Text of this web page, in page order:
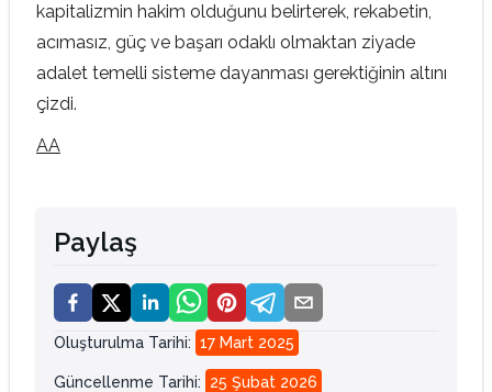
kapitalizmin hakim olduğunu belirterek, rekabetin,
acımasız, güç ve başarı odaklı olmaktan ziyade
adalet temelli sisteme dayanması gerektiğinin altını
çizdi.
AA
Paylaş
Oluşturulma Tarihi: 17 Mart 2025
Güncellenme Tarihi: 25 Şubat 2026